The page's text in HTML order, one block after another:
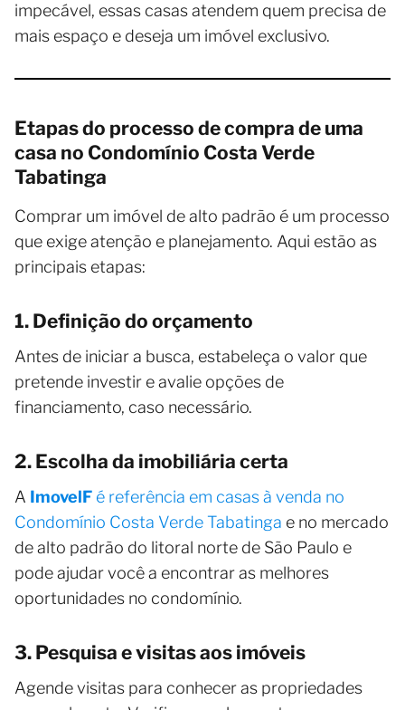
impecável, essas casas atendem quem precisa de
mais espaço e deseja um imóvel exclusivo.
Etapas do processo de compra de uma
casa no Condomínio Costa Verde
Tabatinga
Comprar um imóvel de alto padrão é um processo
que exige atenção e planejamento. Aqui estão as
principais etapas:
1. Definição do orçamento
Antes de iniciar a busca, estabeleça o valor que
pretende investir e avalie opções de
financiamento, caso necessário.
2. Escolha da imobiliária certa
A ImovelF é referência em casas à venda no
Condomínio Costa Verde Tabatinga e no mercado
de alto padrão do litoral norte de São Paulo e
pode ajudar você a encontrar as melhores
oportunidades no condomínio.
3. Pesquisa e visitas aos imóveis
Agende visitas para conhecer as propriedades